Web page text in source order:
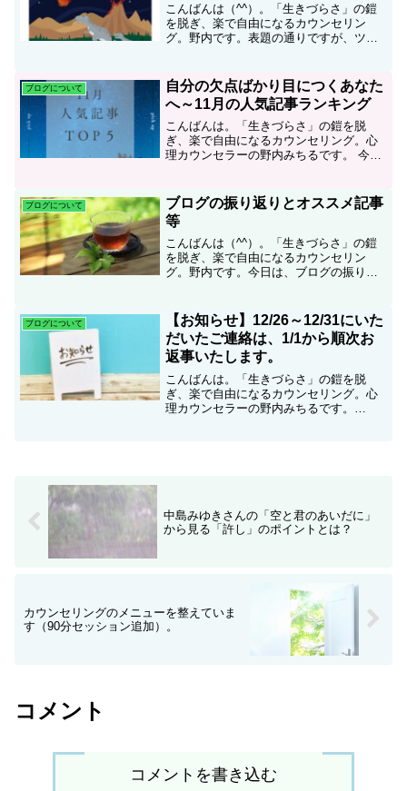
こんばんは（^^）。「生きづらさ」の鎧
を脱ぎ、楽で自由になるカウンセリン
グ。野内です。表題の通りですが、ツイ
言いますと、わたくし、とてもとてもと
てもSNSについていけて...
ブログについて
自分の欠点ばかり目につくあなた
へ～11月の人気記事ランキング
こんばんは。「生きづらさ」の鎧を脱
ぎ、楽で自由になるカウンセリング。心
理カウンセラーの野内みちるです。 今日
てきた人が無気力になってしまった時〇
１１月のカウン...
ブログについて
ブログの振り返りとオススメ記事
等
こんばんは（^^）。「生きづらさ」の鎧
を脱ぎ、楽で自由になるカウンセリン
グ。野内です。今日は、ブログの振り返
的よく読んでいただいている記事（※当
社比）3つこのブログは2...
ブログについて
【お知らせ】12/26～12/31にいた
だいたご連絡は、1/1から順次お
返事いたします。
こんばんは。「生きづらさ」の鎧を脱
ぎ、楽で自由になるカウンセリング。心
理カウンセラーの野内みちるです。
中島みゆきさんの「空と君のあいだに」
から見る「許し」のポイントとは？
カウンセリングのメニューを整えていま
す（90分セッション追加）。
コメント
コメントを書き込む